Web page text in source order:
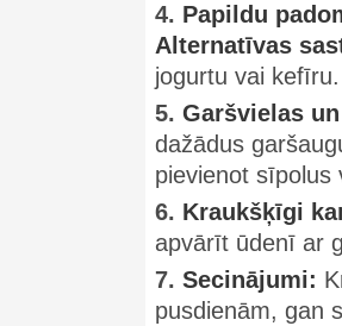
4. Papildu
Alternatīvas
jogurtu vai
5. Garšvielas
dažādus
pievienot sīpolus
6. Kraukšķīgi
apvārīt ūdenī ar
7. Secinājumi:
pusdienām, gan